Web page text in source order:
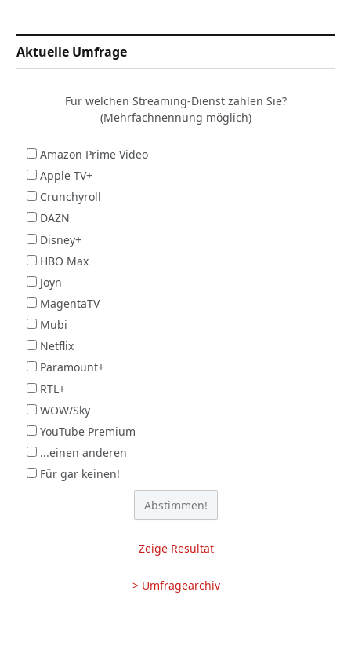
Aktuelle Umfrage
Für welchen Streaming-Dienst zahlen Sie?
(Mehrfachnennung möglich)
Amazon Prime Video
Apple TV+
Crunchyroll
DAZN
Disney+
HBO Max
Joyn
MagentaTV
Mubi
Netflix
Paramount+
RTL+
WOW/Sky
YouTube Premium
...einen anderen
Für gar keinen!
Zeige Resultat
> Umfragearchiv